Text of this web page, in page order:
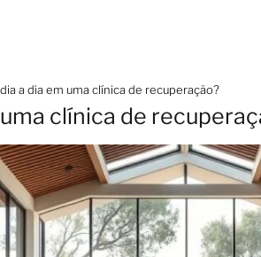
a dia em uma clínica de recuperação?
clínica de